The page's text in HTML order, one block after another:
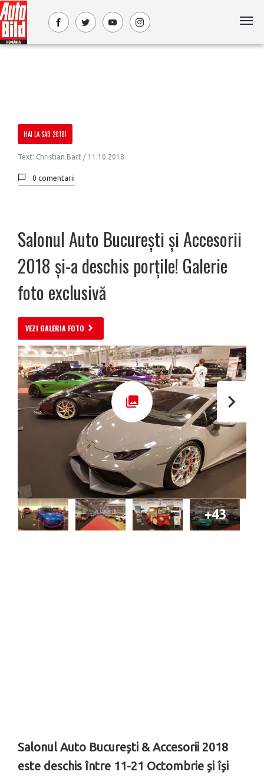
HAI LA SAB 2018!
Text: Christian Bart / 11.10.2018
0 comentarii
Salonul Auto București și Accesorii
2018 și-a deschis porțile! Galerie
foto exclusivă
VEZI GALERIA FOTO
+43
Salonul Auto București & Accesorii 2018
este deschis între 11-21 Octombrie și își